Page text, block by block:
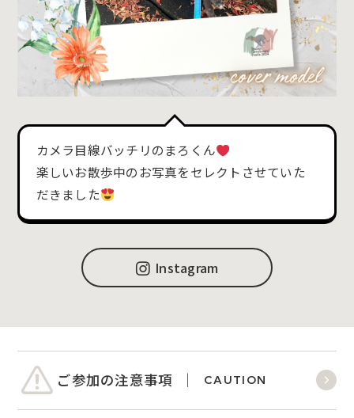
カメラ目線バッチリのまろくん
楽しいお散歩中のお写真をセレクトさせていた
だきました
Instagram
ご参加の注意事項 CAUTION